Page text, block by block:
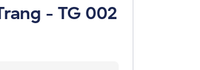
- TG 002